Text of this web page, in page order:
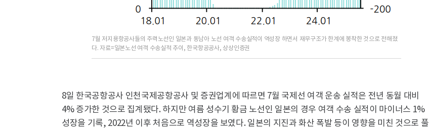
7월 저지용항공사들의 주력노선인 일본과 동남아 노선 여객 수송실적이 역성장 하면서 재무구조가 한계에 봉착한 것으로 전해졌
다. 자료=일본노선 여객 수송실적 추이, 한국항공공사, 상상인증권
8일 한국공항공사 인천국제공항공사 및 증권업계에 따르면 7월 국제선 여객 운송 실적은 전년 동월 대비
4% 증가한 것으로 집계됐다. 하지만 여름 성수기 황금 노선인 일본의 경우 여객 수송 실적이 마이너스 1%
성장을 기록, 2022년 이후 처음으로 역성장을 보였다. 일본의 지진과 화산 폭발 등이 영향을 미친 것으로 풀